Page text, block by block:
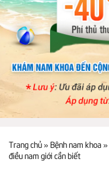
Trang chủ»Bệnh nam khoa»
điều nam giới cần biết